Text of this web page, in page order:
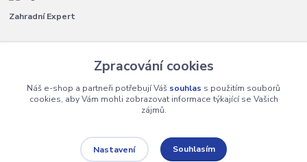
Zahradní Expert
info@zahradniexpert.cz
Zpracování cookies
Náš e-shop a partneři potřebují Váš souhlas s použitím souborů
cookies, aby Vám mohli zobrazovat informace týkající se Vašich
zájmů.
Nastavení Souhlasím